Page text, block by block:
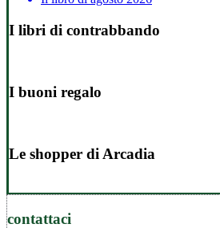
I libri di contrabbando
I buoni regalo
Le shopper di Arcadia
contattaci